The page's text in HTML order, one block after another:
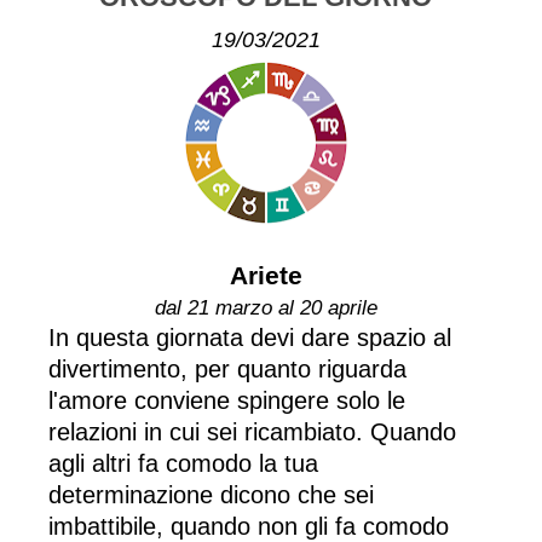
19/03/2021
Ariete
dal 21 marzo al 20 aprile
In questa giornata devi dare spazio al
divertimento, per quanto riguarda
l'amore conviene spingere solo le
relazioni in cui sei ricambiato. Quando
agli altri fa comodo la tua
determinazione dicono che sei
imbattibile, quando non gli fa comodo